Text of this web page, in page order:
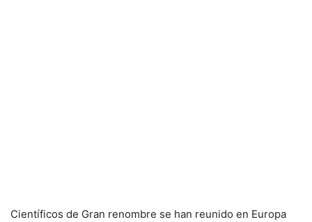
Científicos de Gran renombre se han reunido en Europa